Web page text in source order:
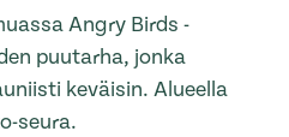
Angry Birds -
puutarha, jonka
keväisin. Alueella
seura.